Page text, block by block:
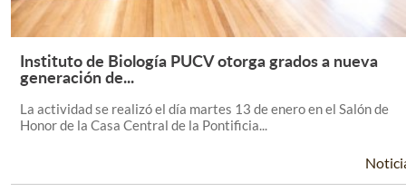
Leer Más +
Instituto de Biología PUCV otorga grados a nueva
generación de...
La actividad se realizó el día martes 13 de enero en el Salón de
Honor de la Casa Central de la Pontificia...